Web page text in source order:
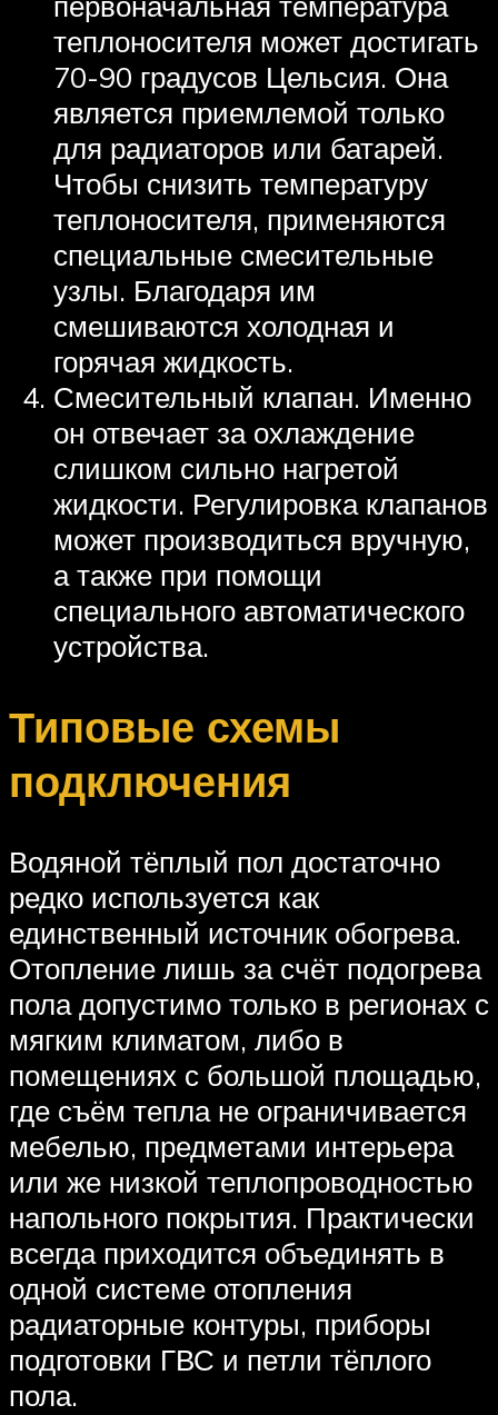
теплоносителя может достигать
70-90 градусов Цельсия. Она
является приемлемой только
для радиаторов или батарей.
Чтобы снизить температуру
теплоносителя, применяются
специальные смесительные
узлы. Благодаря им
смешиваются холодная и
горячая жидкость.
Смесительный клапан. Именно
он отвечает за охлаждение
слишком сильно нагретой
жидкости. Регулировка клапанов
может производиться вручную,
а также при помощи
специального автоматического
устройства.
Типовые схемы
подключения
Водяной тёплый пол достаточно
редко используется как
единственный источник обогрева.
Отопление лишь за счёт подогрева
пола допустимо только в регионах с
мягким климатом, либо в
помещениях с большой площадью,
где съём тепла не ограничивается
мебелью, предметами интерьера
или же низкой теплопроводностью
напольного покрытия. Практически
всегда приходится объединять в
одной системе отопления
радиаторные контуры, приборы
подготовки ГВС и петли тёплого
пола.